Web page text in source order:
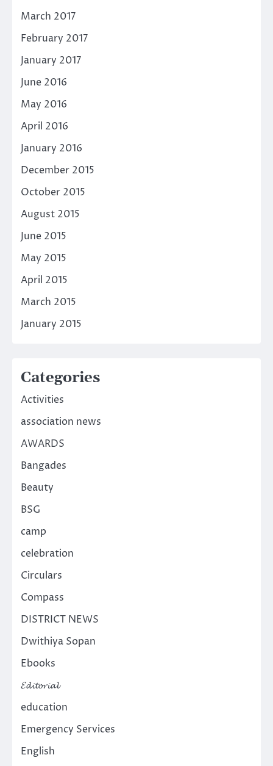
March 2017
February 2017
January 2017
June 2016
May 2016
April 2016
January 2016
December 2015
October 2015
August 2015
June 2015
May 2015
April 2015
March 2015
January 2015
Categories
Activities
association news
AWARDS
Bangades
Beauty
BSG
camp
celebration
Circulars
Compass
DISTRICT NEWS
Dwithiya Sopan
Ebooks
𝓔𝓭𝓲𝓽𝓸𝓻𝓲𝓪𝓵
education
Emergency Services
English